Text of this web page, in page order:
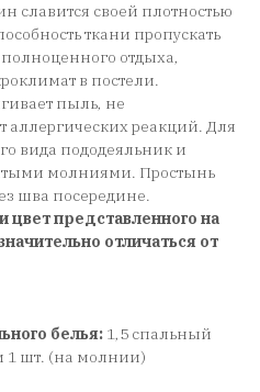
славится своей плотностью
ткани пропускать
полноценного отдыха,
в постели.
пыль, не
аллергических реакций. Для
вида пододеяльник и
молниями. Простынь
шва посередине.
представленного на
отличаться от
белья: 1,5 спальный
1 шт. (на молнии)